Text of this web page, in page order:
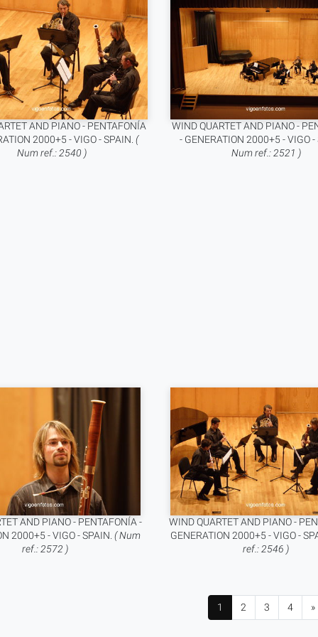
AND PIANO - PENTAFONÍA
2000+5 - VIGO - SPAIN. (
Num ref.: 2540 )
WIND QUARTET AND PIANO -
- GENERATION 2000+5 - VIGO
Num ref.: 2521 )
AND PIANO - PENTAFONÍA -
2000+5 - VIGO - SPAIN. ( Num
ref.: 2572 )
WIND QUARTET AND PIANO -
GENERATION 2000+5 - VIGO -
ref.: 2546 )
1 2 3 4 »